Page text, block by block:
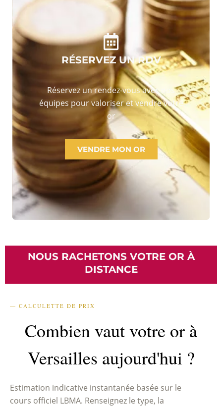
RÉSERVEZ UN RDV
Réservez un rendez-vous avec nos
équipes pour valoriser et vendre votre
or
VENDRE MON OR
NOUS RACHETONS VOTRE OR À
DISTANCE
— CALCULETTE DE PRIX
Combien vaut votre or à
Versailles aujourd'hui ?
Estimation indicative instantanée basée sur le
cours officiel LBMA. Renseignez le type, la